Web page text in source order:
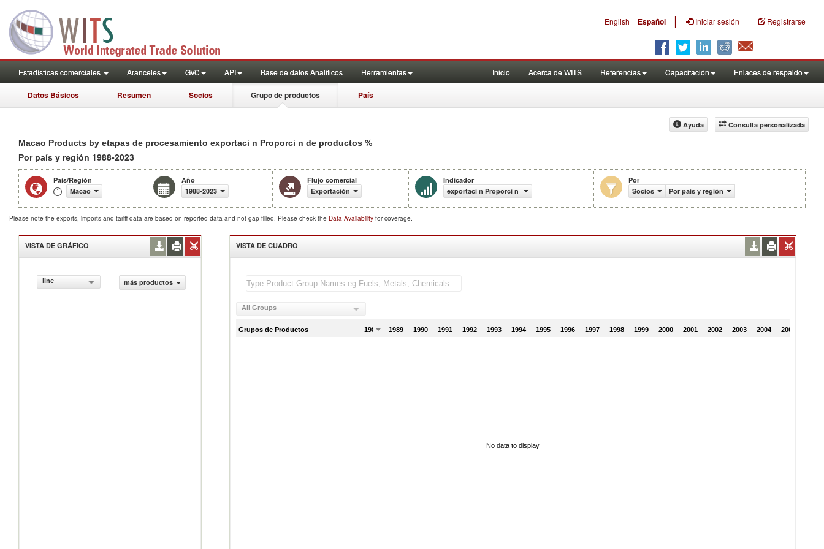
English Español | Iniciar sesión Registrarse
Estadísticas comerciales Aranceles GVC API Base de datos Analiticos Herramientas Inicio Acerca de WITS Referencias Capacitación Enlaces de respaldo
Datos Básicos Resumen Socios Grupo de productos País
Consulta personalizada
Ayuda
Macao Products by etapas de procesamiento exportaci n Proporci n de productos %
Por país y región 1988-2023
País/Región
Macao
Año
1988-2023
Flujo comercial
Exportación
Indicador
exportaci n Proporci n de productos (%)
Por
Socios
Por país y región
Please note the exports, imports and tariff data are based on reported data and not gap filled. Please check the Data Availability for coverage.
VISTA DE GRÁFICO
line más productos
VISTA DE CUADRO
All Groups
Grupos de Productos 1988 1989 1990 1991 1992 1993 1994 1995 1996 1997 1998 1999 2000 2001 2002 2003 2004 2005
No data to display